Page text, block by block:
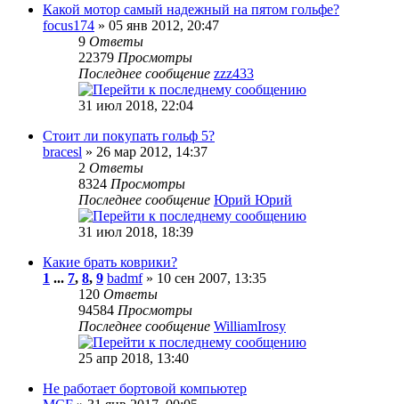
Какой мотор самый надежный на пятом гольфе?
focus174 » 05 янв 2012, 20:47
9 Ответы
22379 Просмотры
Последнее сообщение zzz433
31 июл 2018, 22:04
Стоит ли покупать гольф 5?
bracesl » 26 мар 2012, 14:37
2 Ответы
8324 Просмотры
Последнее сообщение Юрий Юрий
31 июл 2018, 18:39
Какие брать коврики?
1 ... 7, 8, 9 badmf» 10 сен 2007, 13:35
120 Ответы
94584 Просмотры
Последнее сообщение WilliamIrosy
25 апр 2018, 13:40
Не работает бортовой компьютер